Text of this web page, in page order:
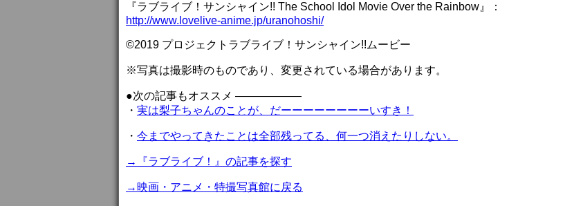
『ラブライブ！サンシャイン!! The School Idol Movie Over the Rainbow』：
http://www.lovelive-anime.jp/uranohoshi/
©2019 プロジェクトラブライブ！サンシャイン!!ムービー
※写真は撮影時のものであり、変更されている場合があります。
●次の記事もオススメ ——————
・ 実は梨子ちゃんのことが、だーーーーーーーーいすき！
・ 今までやってきたことは全部残ってる、何一つ消えたりしない。
→『ラブライブ！』の記事を探す
→映画・アニメ・特撮写真館に戻る